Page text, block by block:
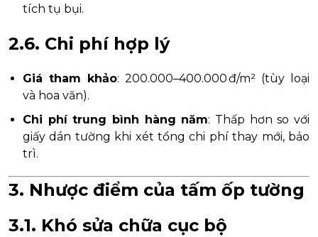
tích tụ bụi.
2.6. Chi phí hợp lý
Giá tham khảo: 200.000–400.000 đ/m² (tùy loại
và hoa văn).
Chi phí trung bình hàng năm: Thấp hơn so với
giấy dán tường khi xét tổng chi phí thay mới, bảo
trì.
3. Nhược điểm của tấm ốp tường
3.1. Khó sửa chữa cục bộ